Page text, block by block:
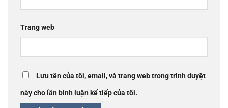
Trang web
Lưu tên của tôi, email, và trang web trong trình duyệt
này cho lần bình luận kế tiếp của tôi.